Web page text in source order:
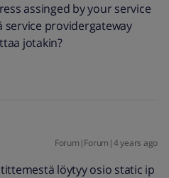
assinged by your service
service providergateway
jotakin?
Forum|Forum|4 years ago
löytyy osio static ip